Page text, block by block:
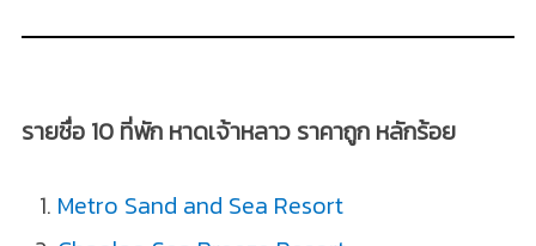
รายชื่อ 10 ที่พัก หาดเจ้าหลาว ราคาถูก หลักร้อย
Metro Sand and Sea Resort